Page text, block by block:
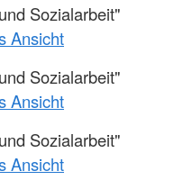
Sozialarbeit"
Ansicht
Sozialarbeit"
Ansicht
Sozialarbeit"
Ansicht